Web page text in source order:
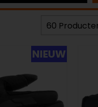
NIEUW